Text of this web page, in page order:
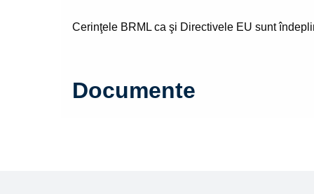
Cerinţele BRML ca şi Directivele EU sunt
Documente